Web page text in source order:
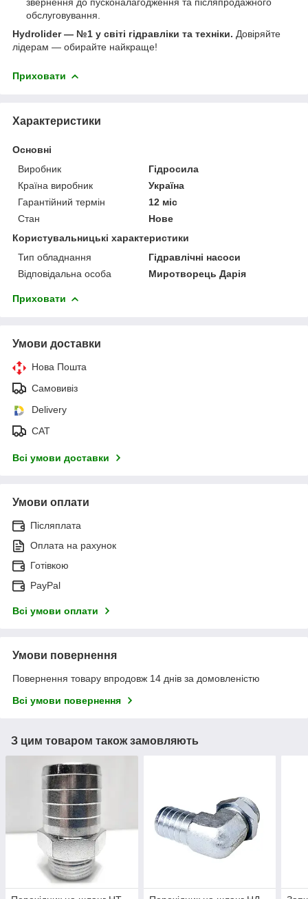
обслуговування.
Hydrolider — №1 у світі гідравліки та техніки. Довіряйте
лідерам — обирайте найкраще!
Приховати
Характеристики
Основні
Виробник
Гідросила
Країна виробник
Україна
Гарантійний термін
12 міс
Стан
Нове
Користувальницькі характеристики
Тип обладнання
Гідравлічні насоси
Відповідальна особа
Миротворець Дарія
Приховати
Умови доставки
Нова Пошта
Самовивіз
Delivery
САТ
Всі умови доставки
Умови оплати
Післяплата
Оплата на рахунок
Готівкою
PayPal
Всі умови оплати
Умови повернення
Повернення товару впродовж 14 днів за домовленістю
Всі умови повернення
З цим товаром також замовляють